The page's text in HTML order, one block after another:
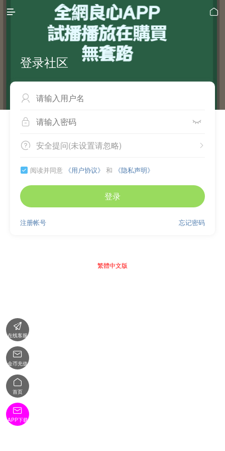
 
登录社区

 
 
安全提问(未设置请忽略)
 阅读并同意 《用户协议》 和 《隐私声明》
登录
忘记密码
注册帐号
繁體中文版

在线客服

金币充值

首页

APP下载